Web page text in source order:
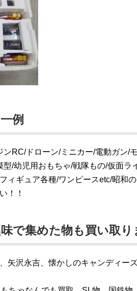
例
RC/ドローン/ミニカー/電動ガン/
/幼児用おもちゃ/戦隊もの/仮面ラ
ィギュア各種/ワンピースetc/昭和
！！
で集めた物も買い取り
矢沢永吉、懐かしのキャンディー